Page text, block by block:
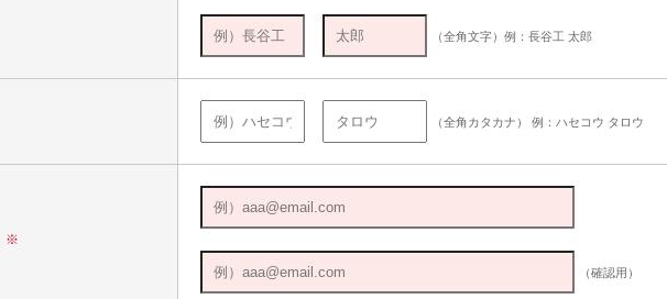
（全角文字）例：長谷工 太郎
（全角カタカナ） 例：ハセコウ タロウ
※
（確認用）